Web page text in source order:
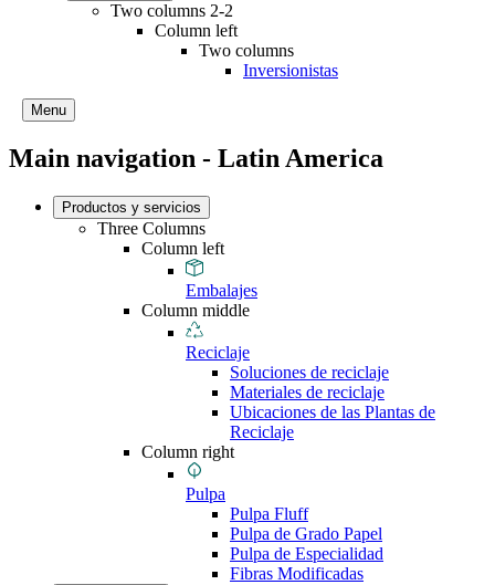
Two columns 2-2
Column left
Two columns
Inversionistas
Menu
Main navigation - Latin America
Productos y servicios
Three Columns
Column left
Embalajes
Column middle
Reciclaje
Soluciones de reciclaje
Materiales de reciclaje
Ubicaciones de las Plantas de
Reciclaje
Column right
Pulpa
Pulpa Fluff
Pulpa de Grado Papel
Pulpa de Especialidad
Fibras Modificadas